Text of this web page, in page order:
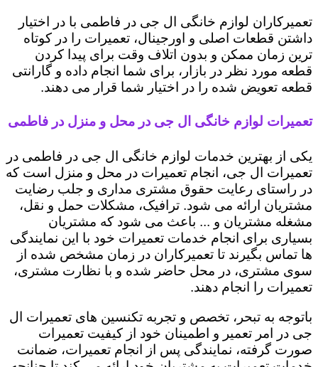
تعمیرکاران لوازم خانگی ال جی در فاطمی با در اختیار
داشتن قطعات اصلی و اورجینال، تعمیرات را در کوتاه
ترین زمان ممکن و بدون اتلاف وقت برای پیدا کردن
قطعه مورد نظر در بازار، برای شما انجام داده و گارانتی
قطعه تعویض شده را در اختیار شما قرار می دهند.
تعمیرات لوازم خانگی ال جی در محل و منزل در فاطمی
یکی از بهترین خدمات لوازم خانگی ال جی در فاطمی در
تعمیرات ال جی، انجام تعمیرات در محل و منزل است که
در راستای رعایت حقوق مشتری مداری و جلب رضایت
مشتریان ارائه می شود. ترافیک، مشکلات حمل و نقل،
مشغله مشتریان و ... باعث می شود که مشتریان
بسیاری برای انجام خدمات تعمیرات خود با این نمایندگی
ها تماس بگیرند تا تعمیرکاران در زمان مشخص شده از
سوی مشتری، در محل حاضر شده و با نظارت مشتری،
تعمیرات را انجام دهند.
باتوجه به تبحر، تخصص و تجربه تکنسین های تعمیرات ال
جی در امر تعمیر و اطمینان خود از کیفیت تعمیرات
صورت گرفته، نمایندگی پس از انجام تعمیرات، ضمانت